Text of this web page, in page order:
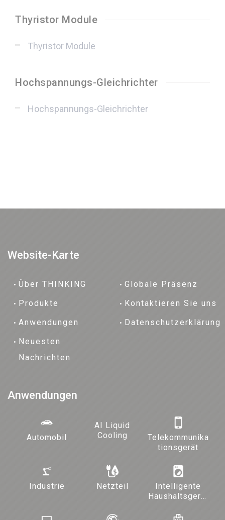
Thyristor Module
Thyristor Module
Hochspannungs-Gleichrichter
Hochspannungs-Gleichrichter
Website-Karte
Über THINKING
Produkte
Anwendungen
Neuesten
Nachrichten
Globale Präsenz
Kontaktieren Sie uns
Datenschutzerklärung
Anwendungen
Automobil
AI Liquid
Cooling
Telekommunika
tionsgerät
Industrie Netzteil
Intelligente
Haushaltsgerät
Beleuchtung